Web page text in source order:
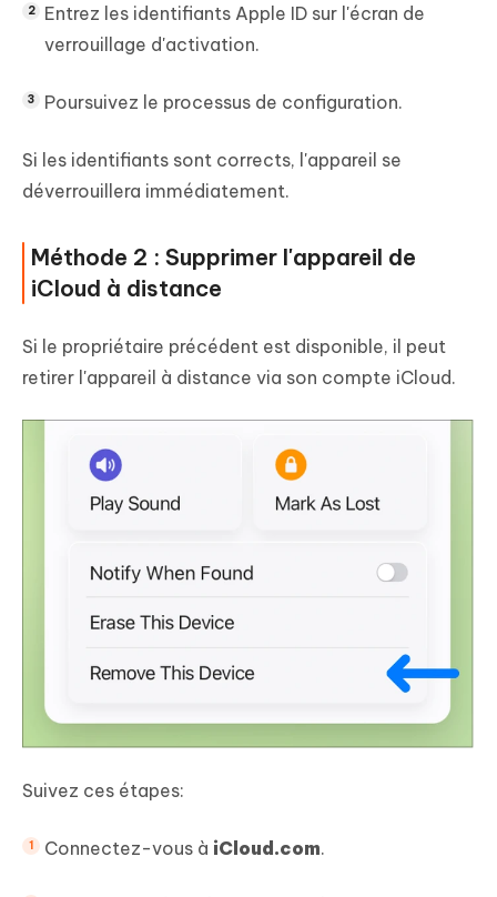
Entrez les identifiants Apple ID sur l'écran de
verrouillage d'activation.
Poursuivez le processus de configuration.
Si les identifiants sont corrects, l'appareil se
déverrouillera immédiatement.
Méthode 2 : Supprimer l'appareil de
iCloud à distance
Si le propriétaire précédent est disponible, il peut
retirer l'appareil à distance via son compte iCloud.
Suivez ces étapes:
Connectez-vous à iCloud.com.